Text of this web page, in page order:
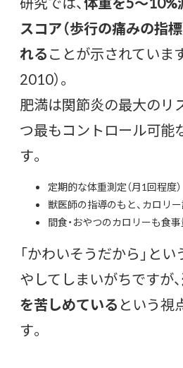
スコア（歩行の痛みの指
れることが示されていま
2010）。
肥満は関節炎の最大のリ
つ最もコントロール可能
す。
定期的な体重測定（月1回程度）
獣医師の指導のもと、カロリ
間食・おやつのカロリーも食
「かわいそうだから」と
やしてしまいがちですが、
を苦しめている という視
す。